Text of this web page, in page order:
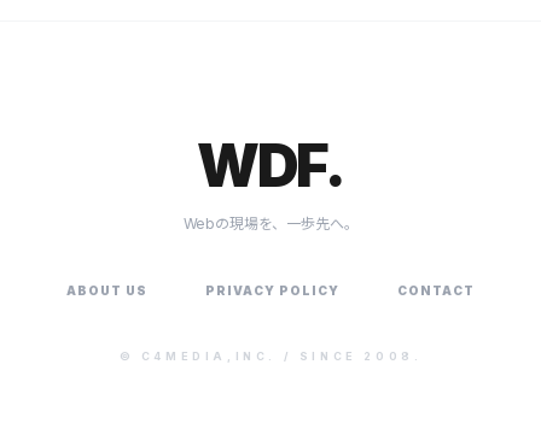
WDF.
Webの現場を、一歩先へ。
ABOUT US PRIVACY POLICY CONTACT
© C4MEDIA,INC. / SINCE 2008.